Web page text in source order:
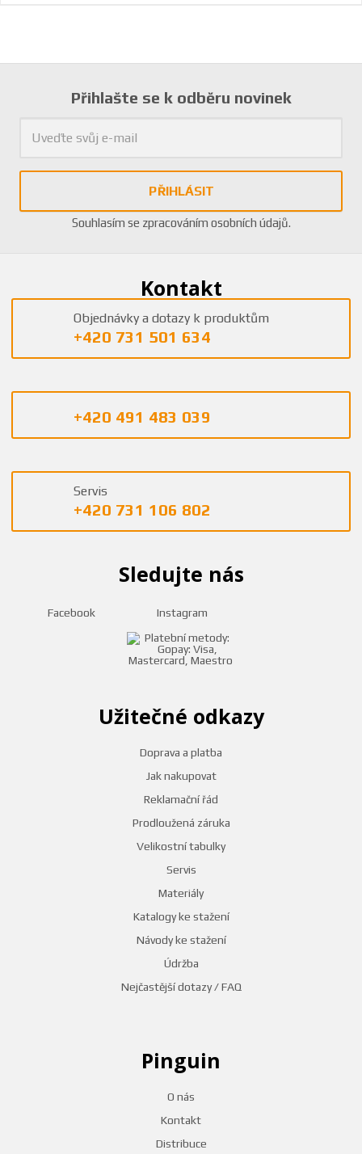
Přihlašte se k odběru novinek
PŘIHLÁSIT
Souhlasím se zpracováním osobních údajů.
Užitečné odkazy
Doprava a platba
Jak nakupovat
Reklamační řád
Prodloužená záruka
Velikostní tabulky
Servis
Materiály
Katalogy ke stažení
Návody ke stažení
Údržba
Nejčastější dotazy / FAQ
Pinguin
O nás
Kontakt
Distribuce
Kontakt
Objednávky a dotazy k produktům
+420 731 501 634
+420 491 483 039
Servis
+420 731 106 802
Sledujte nás
Facebook Instagram